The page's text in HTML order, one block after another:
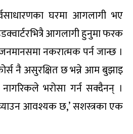
घरमा आगलागी भए
आगलागी हुनुमा फरक
नकरात्मक पर्न जान्छ ।
नै असुरक्षित छ भन्ने आम बुझाइ
भरोसा गर्न सक्दैनन् ।
आवश्यक छ,’ सशस्त्रका एक